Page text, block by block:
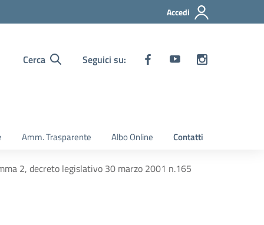
Accedi
Cerca Seguici su:
Amm. Trasparente Albo Online Contatti
2, decreto legislativo 30 marzo 2001 n.165